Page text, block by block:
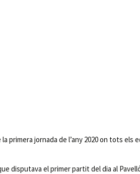
primera jornada de l’any 2020 on tots els
disputava el primer partit del dia al